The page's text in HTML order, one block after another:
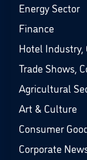
Energy Sector
Finance
Hotel Industry,
Trade Shows,
Agricultural
Art & Culture
Consumer
Corporate